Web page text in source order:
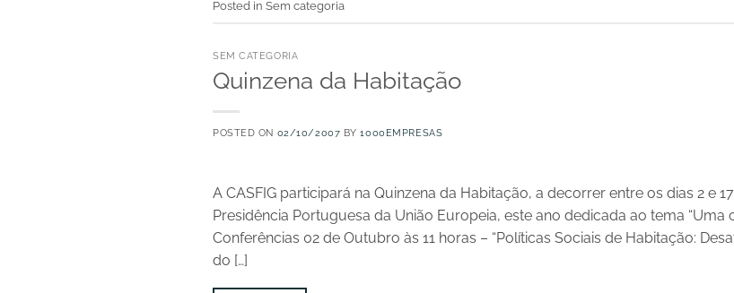
Posted in Sem categoria
SEM CATEGORIA
Quinzena da Habitação
POSTED ON 02/10/2007 BY1000EMPRESAS
A CASFIG participará na Quinzena da Habitação, a decorrer entre os dias 2 e
Presidência Portuguesa da União Europeia, este ano dedicada ao tema “Uma
Conferências 02 de Outubro às 11 horas – “Políticas Sociais de Habitação:
do […]